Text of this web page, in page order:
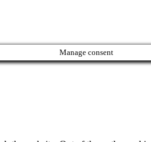
Manage consent